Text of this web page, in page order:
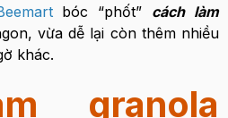
bóc “phốt” cách làm
vừa dễ lại còn thêm nhiều
khác.
granola